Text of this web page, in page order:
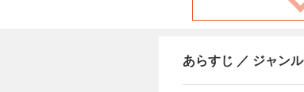
あらすじ ／ ジャンル